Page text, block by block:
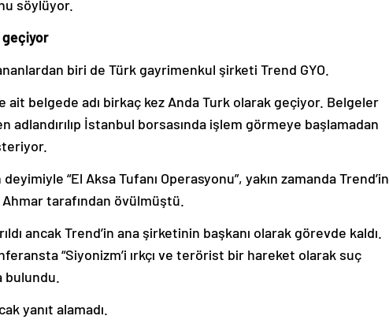
söylüyor.
geçiyor
biri de Türk gayrimenkul şirketi Trend GYO.
ait belgede adı birkaç kez Anda Turk olarak geçiyor. Belgeler
adlandırılıp İstanbul borsasında işlem görmeye başlamadan
deyimiyle “El Aksa Tufanı Operasyonu”, yakın zamanda Trend’in
tarafından övülmüştü.
ancak Trend’in ana şirketinin başkanı olarak görevde kaldı.
“Siyonizm’i ırkçı ve terörist bir hareket olarak suç
bulundu.
yanıt alamadı.